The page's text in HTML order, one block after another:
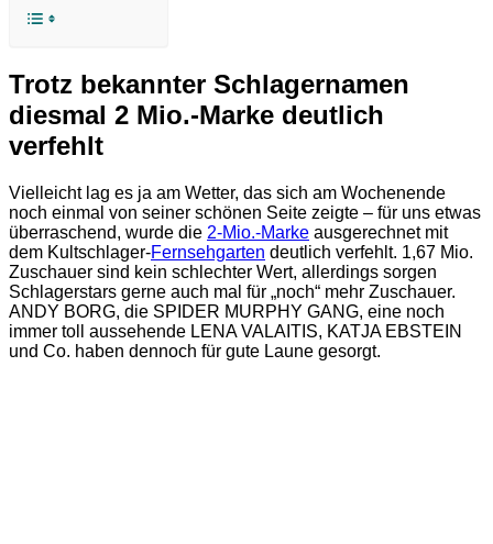
Trotz bekannter Schlagernamen
diesmal 2 Mio.-Marke deutlich
verfehlt
Vielleicht lag es ja am Wetter, das sich am Wochenende
noch einmal von seiner schönen Seite zeigte – für uns etwas
überraschend, wurde die 2-Mio.-Marke ausgerechnet mit
dem Kultschlager-Fernsehgarten deutlich verfehlt. 1,67 Mio.
Zuschauer sind kein schlechter Wert, allerdings sorgen
Schlagerstars gerne auch mal für „noch“ mehr Zuschauer.
ANDY BORG, die SPIDER MURPHY GANG, eine noch
immer toll aussehende LENA VALAITIS, KATJA EBSTEIN
und Co. haben dennoch für gute Laune gesorgt.